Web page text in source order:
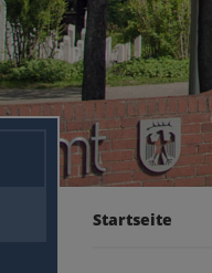
Startseite